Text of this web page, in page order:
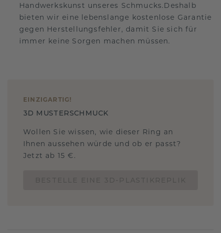
Handwerkskunst unseres Schmucks.Deshalb
bieten wir eine lebenslange kostenlose Garantie
gegen Herstellungsfehler, damit Sie sich für
immer keine Sorgen machen müssen.
EINZIGARTIG !
3D MUSTERSCHMUCK
Wollen Sie wissen, wie dieser Ring an
Ihnen aussehen würde und ob er passt?
Jetzt ab 15 €.